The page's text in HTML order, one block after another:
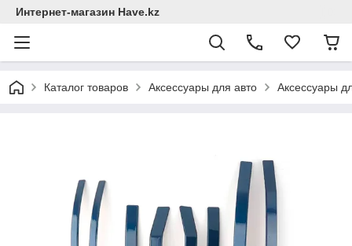
Интернет-магазин Have.kz
Каталог товаров Аксессуары для авто Аксессуары